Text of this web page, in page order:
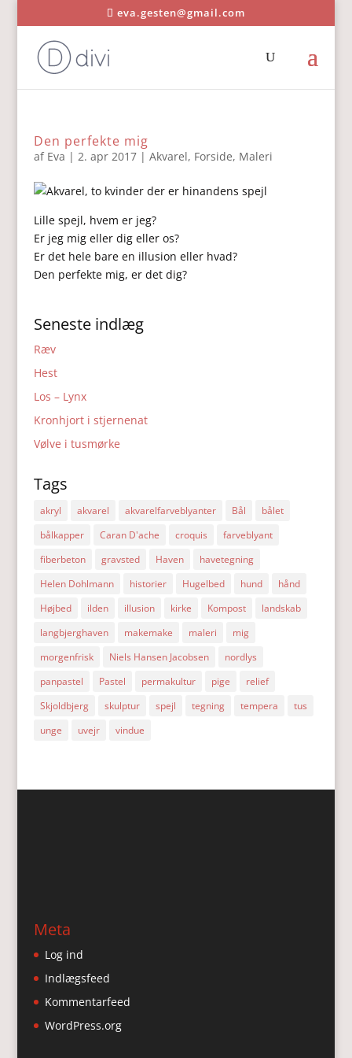
eva.gesten@gmail.com
Den perfekte mig
af Eva | 2. apr 2017| Akvarel, Forside, Maleri
Lille spejl, hvem er jeg?
Er jeg mig eller dig eller os?
Er det hele bare en illusion eller hvad?
Den perfekte mig, er det dig?
Seneste indlæg
Ræv
Hest
Los – Lynx
Kronhjort i stjernenat
Vølve i tusmørke
Tags
akryl akvarel akvarelfarveblyanter Bål
bålet
bålkapper
Caran D'ache croquis
farveblyant
fiberbeton
gravsted Haven
havetegning
Helen Dohlmann
historier Hugelbed hund
hånd
Højbed
ilden illusion kirke Kompost
landskab
langbjerghaven
makemake maleri
mig
morgenfrisk
Niels Hansen Jacobsen
nordlys
panpastel
Pastel permakultur pige
relief
Skjoldbjerg
skulptur spejl tegning tempera
tus
unge
uvejr vindue
Meta
Log ind
Indlægsfeed
Kommentarfeed
WordPress.org